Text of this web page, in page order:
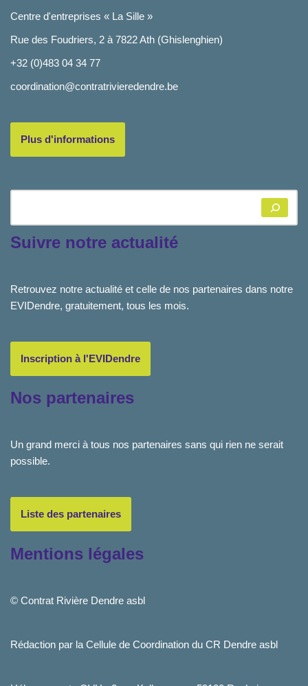
Centre d'entreprises « La Sille »
Rue des Foudriers, 2 à 7822 Ath (Ghislenghien)
+32 (0)483 04 34 77
coordination@contratrivieredendre.be
Plus d'informations
Suivre notre actualité
Retrouvez notre actualité et celle de nos partenaires dans notre
EVIDendre, gratuitement, tous les mois.
Inscription à l'EVIDendre
Nos partenaires
Un grand merci à tous nos partenaires sans qui rien ne serait
possible.
Liste des partenaires
Mentions légales
© Contrat Rivière Dendre asbl
Rédaction par la Cellule de Coordination du CR Dendre asbl